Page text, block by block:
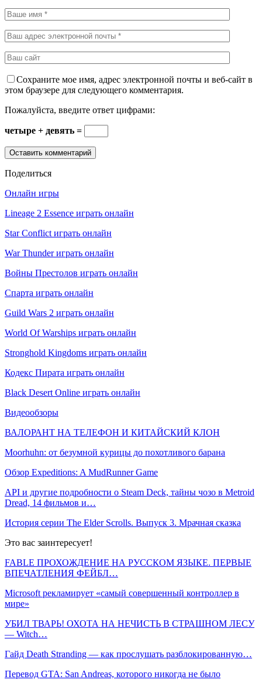
Сохраните мое имя, адрес электронной почты и веб-сайт в
этом браузере для следующего комментария.
Пожалуйста, введите ответ цифрами:
четыре + девять =
Поделиться
Онлайн игры
Lineage 2 Essence играть онлайн
Star Conflict играть онлайн
War Thunder играть онлайн
Войны Престолов играть онлайн
Спарта играть онлайн
Guild Wars 2 играть онлайн
World Of Warships играть онлайн
Stronghold Kingdoms играть онлайн
Кодекс Пирата играть онлайн
Black Desert Online играть онлайн
Видеообзоры
ВАЛОРАНТ НА ТЕЛЕФОН И КИТАЙСКИЙ КЛОН
Moorhuhn: от безумной курицы до похотливого барана
Обзор Expeditions: A MudRunner Game
API и другие подробности о Steam Deck, тайны чозо в Metroid
Dread, 14 фильмов и…
История серии The Elder Scrolls. Выпуск 3. Мрачная сказка
Это вас заинтересует!
FABLE ПРОХОЖДЕНИЕ НА РУССКОМ ЯЗЫКЕ. ПЕРВЫЕ
ВПЕЧАТЛЕНИЯ ФЕЙБЛ…
Microsoft рекламирует «самый совершенный контроллер в
мире»
УБИЛ ТВАРЬ! ОХОТА НА НЕЧИСТЬ В СТРАШНОМ ЛЕСУ
— Witch…
Гайд Death Stranding — как прослушать разблокированную…
Перевод GTA: San Andreas, которого никогда не было